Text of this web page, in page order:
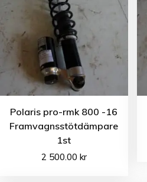
Polaris pro-rmk 800 -16
Framvagnsstötdämpare
1st
2 500.00 kr